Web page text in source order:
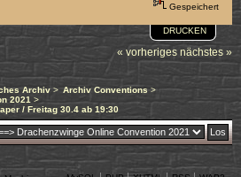
Gespeichert
DRUCKEN
« vorheriges nächstes »
Archiv> Archiv Conventions>
2021 >
/ Freitag 30.4 ab 19:30